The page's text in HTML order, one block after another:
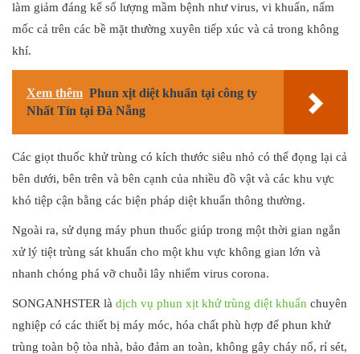
làm giảm đáng kể số lượng mầm bệnh như virus, vi khuẩn, nấm
mốc cả trên các bề mặt thường xuyên tiếp xúc và cả trong không
khí.
Xem thêm Phun xịt diệt khuẩn tại công ty
Nhất Tín tại Đà Nẵng
Các giọt thuốc khử trùng có kích thước siêu nhỏ có thể đọng lại cả
bên dưới, bên trên và bên cạnh của nhiều đồ vật và các khu vực
khó tiệp cận bằng các biện pháp diệt khuẩn thông thường.
Ngoài ra, sử dụng máy phun thuốc giúp trong một thời gian ngắn
xử lý tiệt trùng sát khuẩn cho một khu vực không gian lớn và
nhanh chóng phá vỡ chuỗi lây nhiểm virus corona.
SONGANHSTER là dịch vụ phun xịt khử trùng diệt khuẩn chuyên
nghiệp có các thiết bị máy móc, hóa chất phù hợp để phun khử
trùng toàn bộ tòa nhà, bảo đảm an toàn, không gây cháy nổ, rỉ sét,